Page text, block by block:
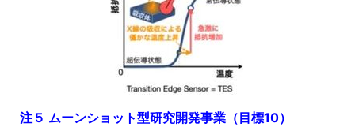
注５ ムーンショット型研究開発事業（目標10）